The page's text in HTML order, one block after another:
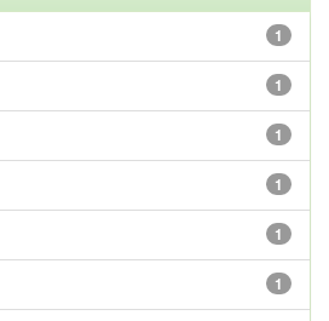
1
1
1
1
1
1